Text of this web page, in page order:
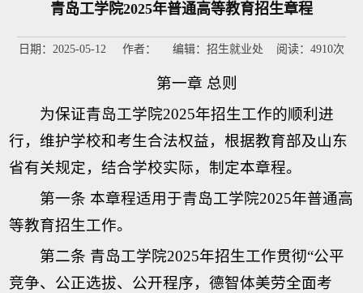
青岛工学院2025年普通高等教育招生章程
日期：2025-05-12 作者： 编辑：招生就业处 阅读： 4910次
第一章 总则
为保证青岛工学院2025年招生工作的顺利进
行，维护学校和考生合法权益，根据教育部及山东
省有关规定，结合学校实际，制定本章程。
第一条 本章程适用于青岛工学院2025年普通高
等教育招生工作。
第二条 青岛工学院2025年招生工作贯彻“公平
竞争、公正选拔、公开程序，德智体美劳全面考